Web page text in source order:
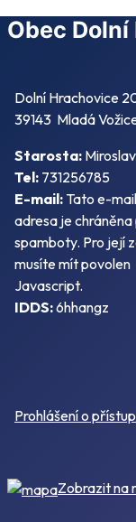
Obec
Dolní Hrachovice
39143 Mladá
Starosta:
Tel: 731256785
E-mail: Tato e-
adresa je
spamboty. Pro její
musíte mít povolen
Javascript.
IDDS:6hhangz
Prohlášení o
Zobrazit na